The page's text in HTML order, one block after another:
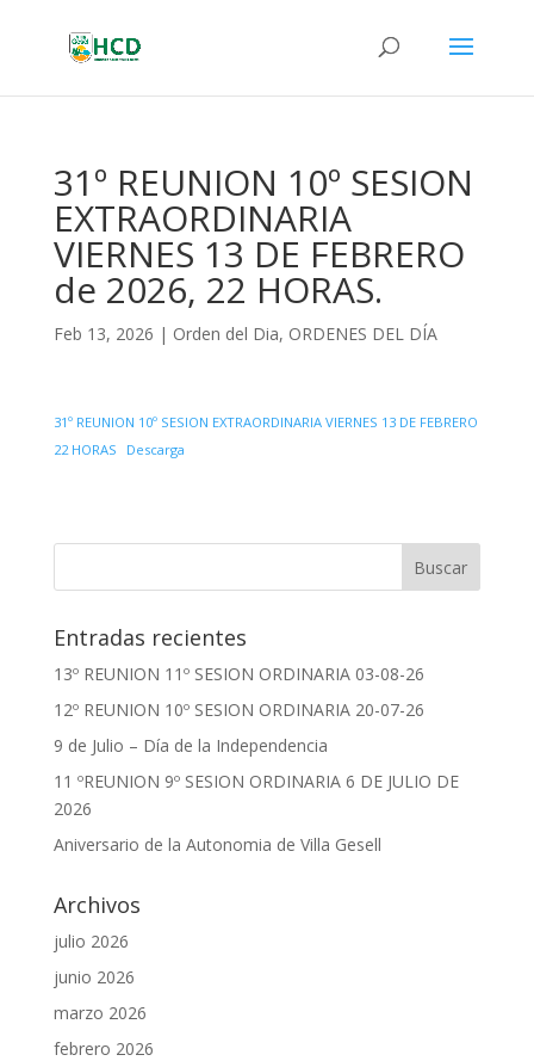
31º REUNION 10º SESION
EXTRAORDINARIA
VIERNES 13 DE FEBRERO
de 2026, 22 HORAS.
Feb 13, 2026 | Orden del Dia, ORDENES DEL DÍA
31º REUNION 10º SESION EXTRAORDINARIA VIERNES 13 DE FEBRERO
22 HORAS
Descarga
Entradas recientes
13º REUNION 11º SESION ORDINARIA 03-08-26
12º REUNION 10º SESION ORDINARIA 20-07-26
9 de Julio – Día de la Independencia
11 ºREUNION 9º SESION ORDINARIA 6 DE JULIO DE
2026
Aniversario de la Autonomia de Villa Gesell
Archivos
julio 2026
junio 2026
marzo 2026
febrero 2026